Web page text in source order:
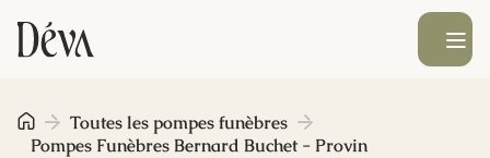
Obsèques
Ouvrir le
Toutes les pompes funèbres
Pompes Funèbres Bernard Buchet - Provin